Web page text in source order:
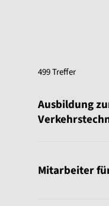
499 Treffer
Ausbildung
Mitarbeiter